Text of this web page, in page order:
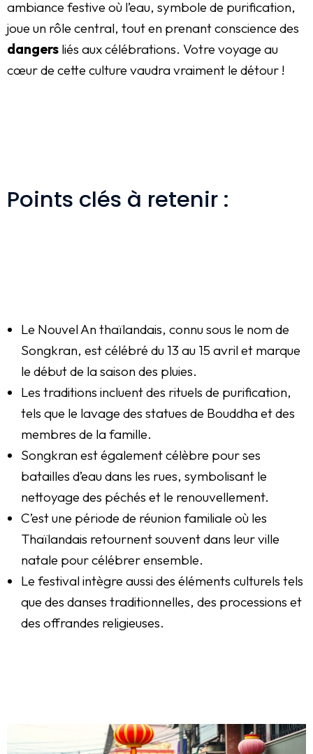
ambiance festive où l’eau, symbole de purification,
joue un rôle central, tout en prenant conscience des
dangers liés aux célébrations. Votre voyage au
cœur de cette culture vaudra vraiment le détour !
Points clés à retenir :​​​
Le Nouvel An thaïlandais, connu sous le nom de
Songkran, est célébré du 13 au 15 avril et marque
le début de la saison des pluies.
Les traditions incluent des rituels de purification,
tels que le lavage des statues de Bouddha et des
membres de la famille.
Songkran est également célèbre pour ses
batailles d’eau dans les rues, symbolisant le
nettoyage des péchés et le renouvellement.
C’est une période de réunion familiale où les
Thaïlandais retournent souvent dans leur ville
natale pour célébrer ensemble.
Le festival intègre aussi des éléments culturels tels
que des danses traditionnelles, des processions et
des offrandes religieuses.